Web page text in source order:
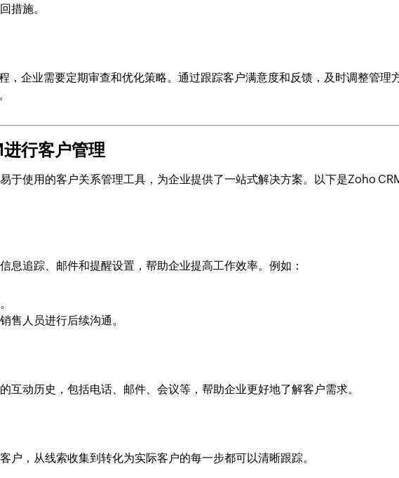
措施。
，企业需要定期审查和优化策略。通过跟踪客户满意度和反馈，及时调整管理
行客户管理
于使用的客户关系管理工具，为企业提供了一站式解决方案。以下是Zoho
息追踪、邮件和提醒设置，帮助企业提高工作效率。例如：
售人员进行后续沟通。
互动历史，包括电话、邮件、会议等，帮助企业更好地了解客户需求。
户，从线索收集到转化为实际客户的每一步都可以清晰跟踪。